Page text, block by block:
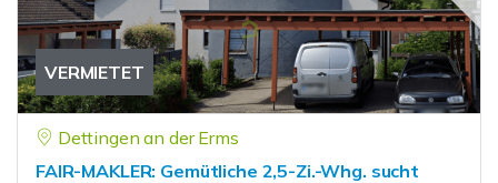
VERMIETET
Dettingen an der Erms
FAIR-MAKLER: Gemütliche 2,5-Zi.-Whg. sucht